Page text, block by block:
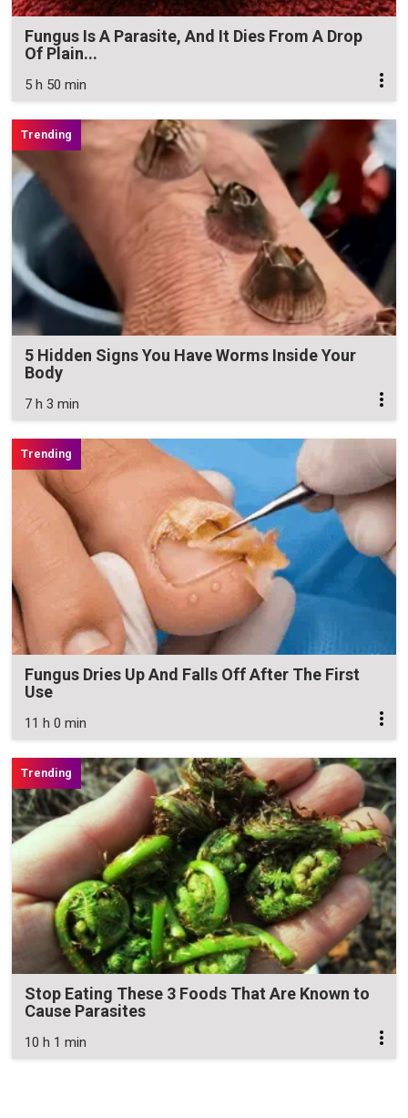
Fungus Is A Parasite, And It Dies From A Drop
Of Plain...
5 h 50 min
5 Hidden Signs You Have Worms Inside Your
Body
7 h 3 min
Fungus Dries Up And Falls Off After The First
Use
11 h 0 min
Stop Eating These 3 Foods That Are Known to
Cause Parasites
10 h 1 min